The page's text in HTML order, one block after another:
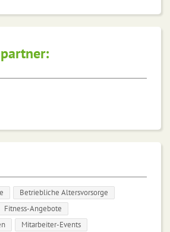
Betriebliche Altersvorsorge
Fitness-Angebote
Mitarbeiter-Events